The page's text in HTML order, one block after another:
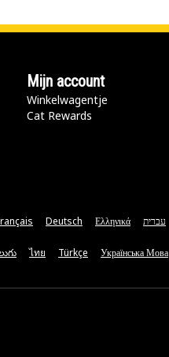
Mijn account
Winkelwagentje
Cat Rewards
Deutsch Ελληνικά עברית
ไทย Türkçe Українська Мова